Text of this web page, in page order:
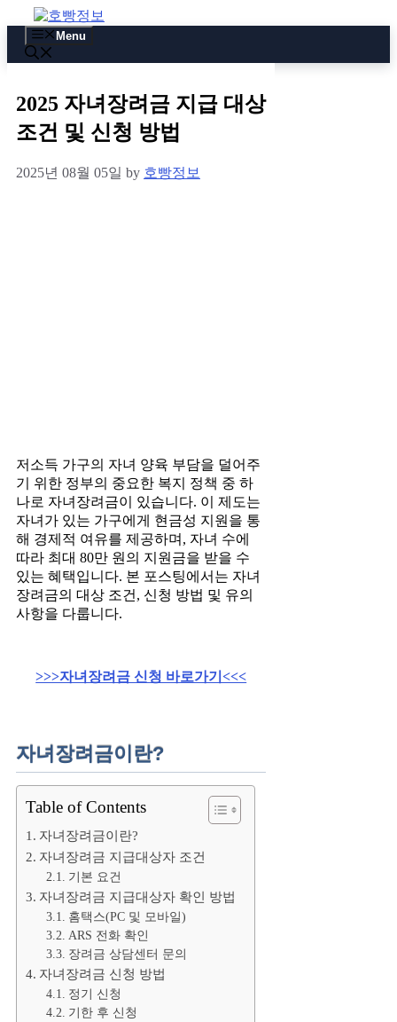
to
content
Menu
2025 자녀장려금 지급 대상
조건 및 신청 방법
2025년 08월 05일 by 호빵정보
저소득 가구의 자녀 양육 부담을 덜어주
기 위한 정부의 중요한 복지 정책 중 하
나로 자녀장려금이 있습니다. 이 제도는
자녀가 있는 가구에게 현금성 지원을 통
해 경제적 여유를 제공하며, 자녀 수에
따라 최대 80만 원의 지원금을 받을 수
있는 혜택입니다. 본 포스팅에서는 자녀
장려금의 대상 조건, 신청 방법 및 유의
사항을 다룹니다.
>>>자녀장려금 신청 바로가기<<<
자녀장려금이란?
Table of Contents
자녀장려금이란?
자녀장려금 지급대상자 조건
기본 요건
자녀장려금 지급대상자 확인 방법
홈택스(PC 및 모바일)
ARS 전화 확인
장려금 상담센터 문의
자녀장려금 신청 방법
정기 신청
기한 후 신청